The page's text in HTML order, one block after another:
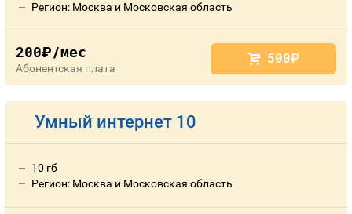
Регион: Москва и Московская область
200руб./мес
Абонентская плата
500руб.
Умный интернет 10
10 гб
Регион: Москва и Московская область